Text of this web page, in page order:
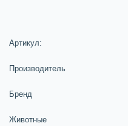
Артикул:
Производитель
Бренд
Животные